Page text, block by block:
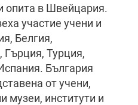
опита в Швейцария.
участие учени и
Белгия,
Турция,
България
от учени,
музеи, институти и